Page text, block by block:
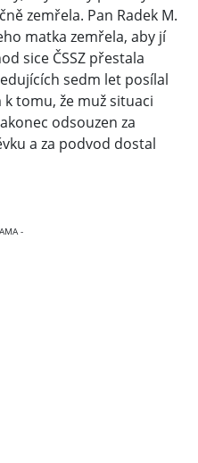
zemřela. Pan Radek M.
matka zemřela, aby jí
sice ČSSZ přestala
sedm let posílal
tomu, že muž situaci
odsouzen za
a za podvod dostal